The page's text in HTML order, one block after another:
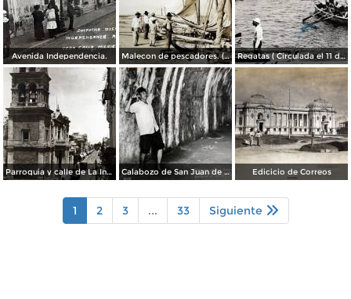
Avenida Independencia. Malecon de pescadores. ( Circulada el 12 de Agosto de 1911 ). Regatas ( Circulada el 11 de Abril de 1926 ).
Parroquia y calle de La Independencia. Calabozo de San Juan de Ulua. Edicicio de Correos
1 2 3 ... 33 Siguiente